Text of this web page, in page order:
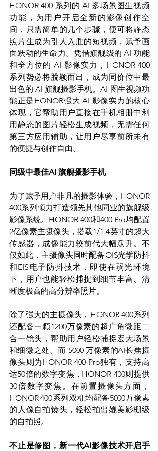
HONOR 400 系列的 AI 多场景图生视频
功能，为用户开启全新的影像创作空
间，只需简单的几个步骤，便可将静态
照片生成为引人入胜的短视频，赋予画
面跃动的生命力。凭借旗舰级的 AI 功能
和全方位的 AI 影像实力，HONOR 400
系列势必将脫颖而出，成为同价位中最
出色的 AI 旗舰摄影手机。AI 图生视频功
能正是HONOR强大 AI 影像实力的核心
体现，它帮助用户直接在手机相册中利
用静态的图片轻松生成视频，无需任何
第三方应用辅助，让用户尽享前所未有
的便捷与创作自由。
同级中最佳AI 旗舰摄影手机
为了赋予用户非凡的摄影体验，HONOR
400系列倾力打造领先其他同业的旗舰级
影像系统。HONOR 400和400 Pro均配置
2亿像素主摄像头，搭载1/1.4英寸的超大
传感器，成像能力较前代大幅跃升。不
仅如此，主摄像头同时配备OIS光学防抖
和EIS电子防抖技术，即使在弱光环境
下，用户也能轻松捕捉到细节丰富、清
晰度极高的高分辨率照片。
除了强大的主摄像头，HONOR 400系列
还配备一颗1200万像素的超广角微距二
合一镜头，帮助用户轻松捕捉宏大场景
和细微之处。而 5000 万像素的AI长焦摄
像头则为HONOR 400 Pro独有，支持高
达50倍的数字变焦，HONOR 400则提供
30倍数字变焦。在前置摄像头方面，
HONOR 400系列双机均配备5000万像素
的人像自拍镜头，轻松拍出媲美影棚级
的自拍照。
不止是修图，新一代AI影像技术开启手